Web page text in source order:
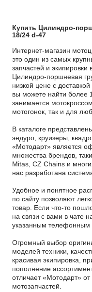
Купить Цилиндро-
18/24 d-47
Интернет-магазин
это один из самых
запчастей и
Цилиндро-поршневая
низкой цене с
вы можете найти более
занимается
мотогонок, так и для
В каталоге
эндуро, круизеры,
«Мотодарт» является
множества брендов,
Mitas, CZ Chains и
нас разработана
Удобное и понятное
по сайту позволяют
товар. Если что-то
на связи с вами в чате
указанным телефонным
Огромный выбор
моделей техники,
красивая экипировка,
пополнение
отличает «Мотодарт»
мотозапчастей.